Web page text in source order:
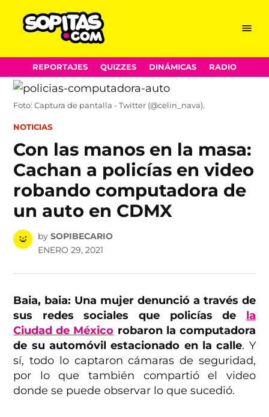
Skip
to
content
Menu
REPORTAJES QUIZZES DINÁMICAS RADIO
Foto: Captura de pantalla - Twitter (@celin_nava).
POSTED
NOTICIAS
Con las manos en la masa:
Cachan a policías en video
robando computadora de
un auto en CDMX
by SOPIBECARIO
ENERO 29, 2021
Baia, baia: Una mujer denunció a través de
sus redes sociales que policías de la
Ciudad de México robaron la computadora
de su automóvil estacionado en la calle. Y
sí, todo lo captaron cámaras de seguridad,
por lo que también compartió el video
donde se puede observar lo que sucedió.